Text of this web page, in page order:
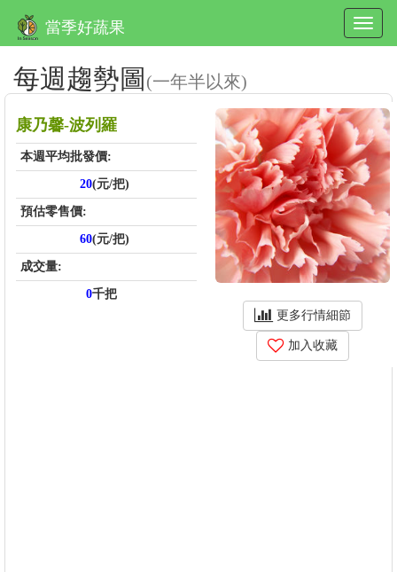
當季好蔬果
每週趨勢圖 (一年半以來)
康乃馨-波列羅
本週平均批發價:
20(元/把)
預估零售價:
60(元/把)
成交量:
0千把
更多行情細節
加入收藏